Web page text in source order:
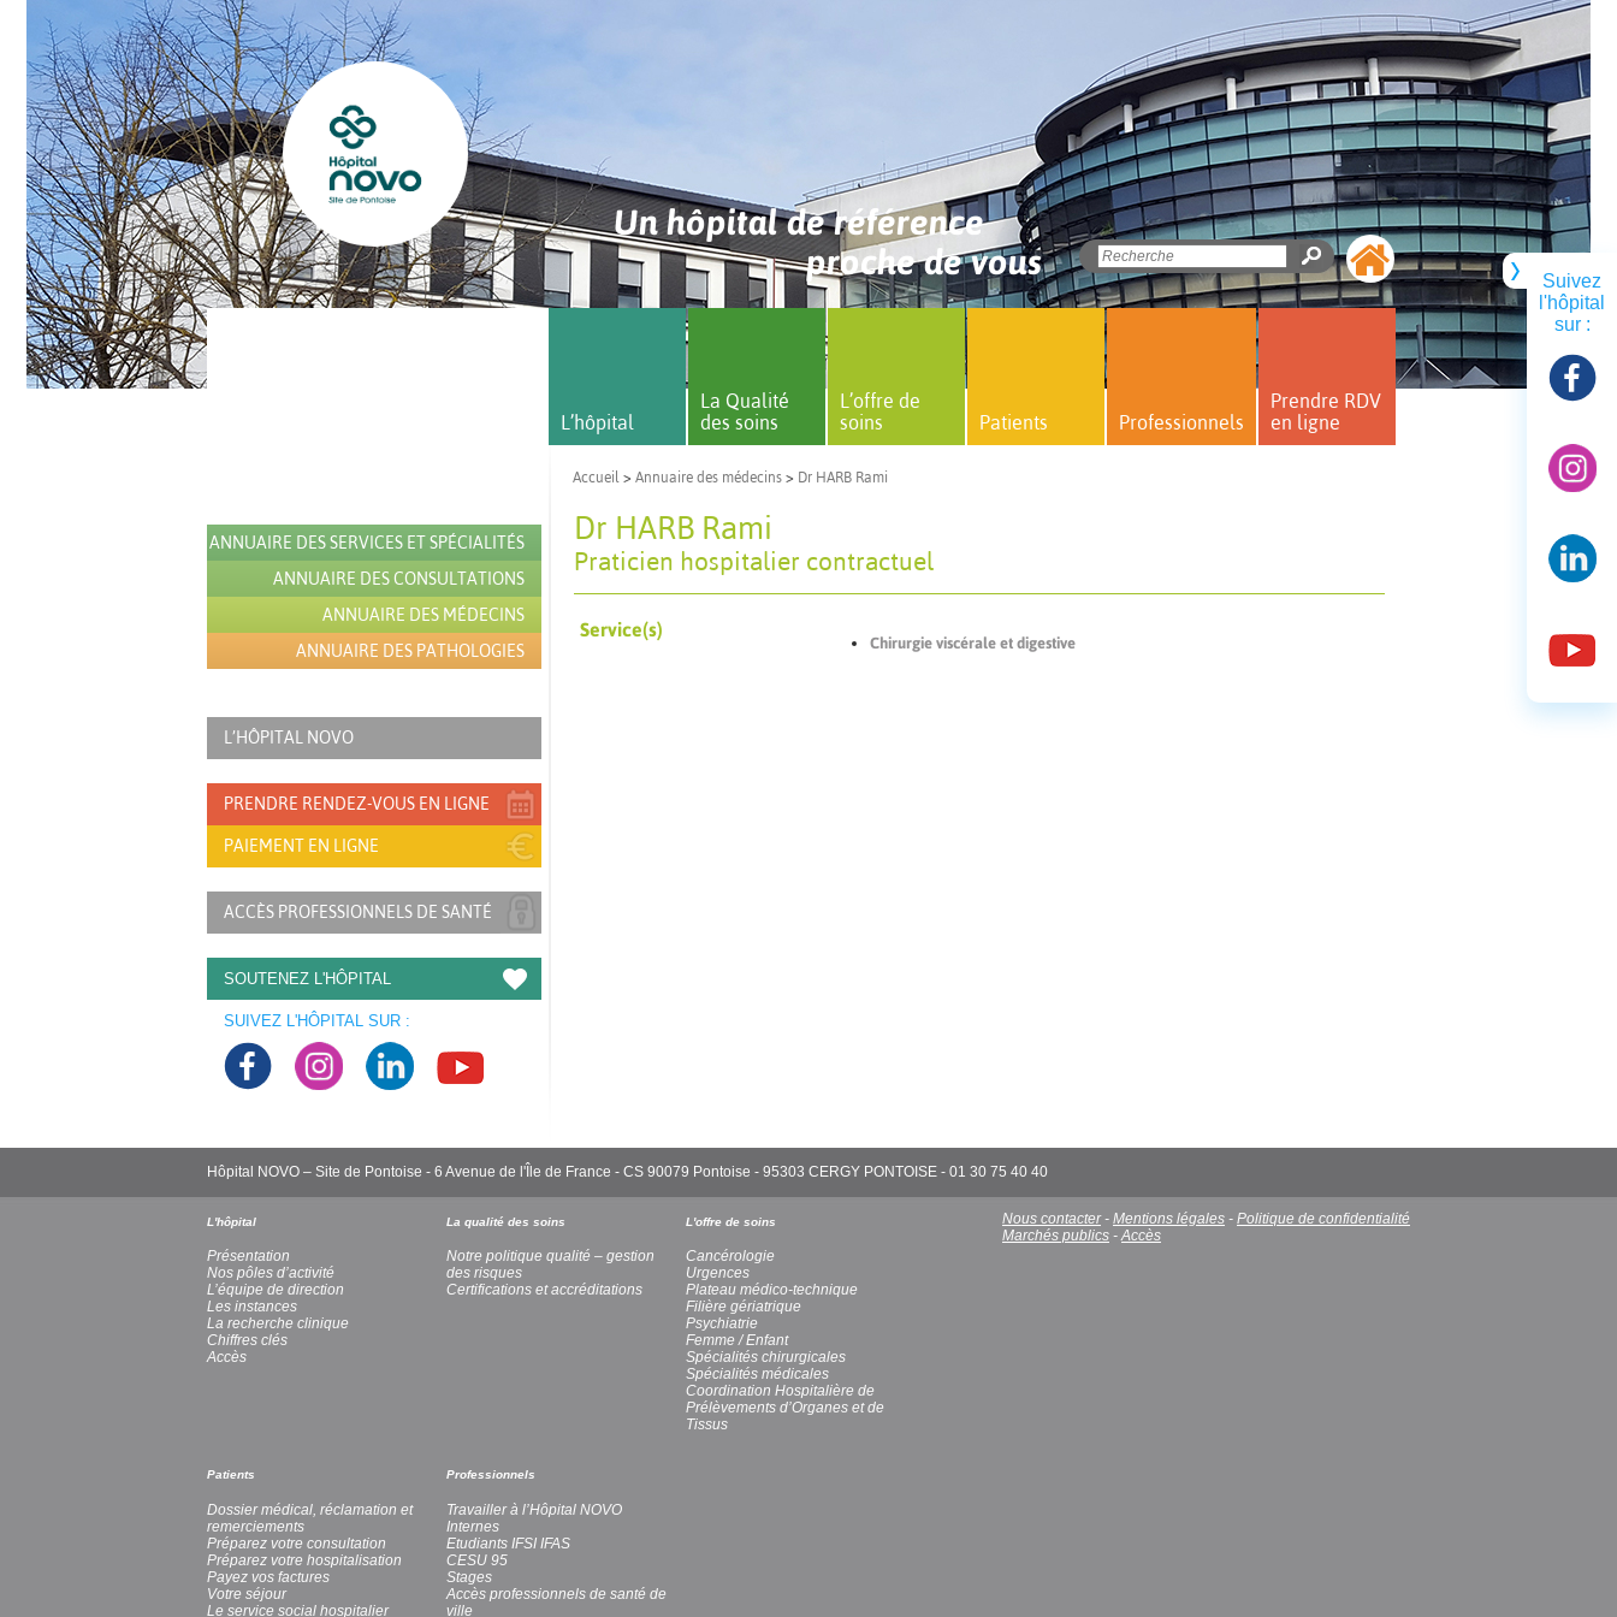
Un hôpital de référence
proche de vous
Suivez
l'hôpital
sur :
ANNUAIRE DES SERVICES ET SPÉCIALITÉS
ANNUAIRE DES CONSULTATIONS
ANNUAIRE DES MÉDECINS
ANNUAIRE DES PATHOLOGIES
L’HÔPITAL NOVO
PRENDRE RENDEZ-VOUS EN LIGNE
PAIEMENT EN LIGNE
ACCÈS PROFESSIONNELS DE SANTÉ
SOUTENEZ L'HÔPITAL
SUIVEZ L'HÔPITAL SUR :
L’hôpital
La Qualité
des soins
L’offre de
soins
Patients Professionnels
Prendre RDV
en ligne
Accueil > Annuaire des médecins > Dr HARB Rami
Dr HARB Rami
Praticien hospitalier contractuel
Service(s)
Chirurgie viscérale et digestive
Hôpital NOVO – Site de Pontoise - 6 Avenue de l'Île de France - CS 90079 Pontoise - 95303 CERGY PONTOISE - 01 30 75 40 40
Nous contacter- Mentions légales - Politique de confidentialité
Marchés publics -Accès
L'hôpital
Présentation
Nos pôles d’activité
L’équipe de direction
Les instances
La recherche clinique
Chiffres clés
Accès
La qualité des soins
Notre politique qualité – gestion
des risques
Certifications et accréditations
L'offre de soins
Cancérologie
Urgences
Plateau médico-technique
Filière gériatrique
Psychiatrie
Femme / Enfant
Spécialités chirurgicales
Spécialités médicales
Coordination Hospitalière de
Prélèvements d’Organes et de
Tissus
Patients
Dossier médical, réclamation et
remerciements
Préparez votre consultation
Préparez votre hospitalisation
Payez vos factures
Votre séjour
Le service social hospitalier
Professionnels
Travailler à l’Hôpital NOVO
Internes
Etudiants IFSI IFAS
CESU 95
Stages
Accès professionnels de santé de
ville